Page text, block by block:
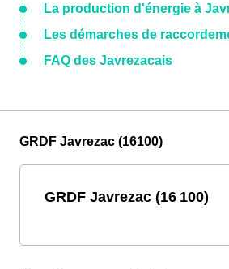
La production d'énergie à
Les démarches de
FAQ des Javrezacais
GRDF Javrezac (16100)
GRDF Javrezac (16 100)